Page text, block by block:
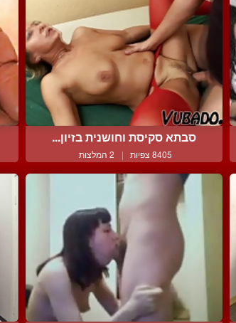
סבתא סקיסת וחושנית בזיון...
8405 צפיות | 2 המלצות